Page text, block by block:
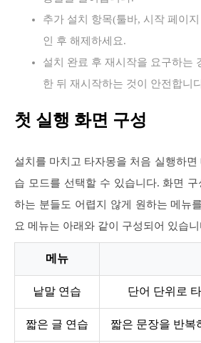
추가 설치 항목(툴바, 시작 페이
인 후 해제하세요.
설치 완료 후 재시작을 요구하는
한 뒤 재시작하는 것이 안전합니
첫 실행 화면 구성
설치를 마치고 타자몽을 처음 실행하면
습 모드를 선택할 수 있습니다. 화면
하는 분들도 어렵지 않게 원하는 메뉴
요 메뉴는 아래와 같이 구성되어 있습니
메뉴
낱말 연습 단어 단위로
짧은 글 연습 짧은 문장을 반복